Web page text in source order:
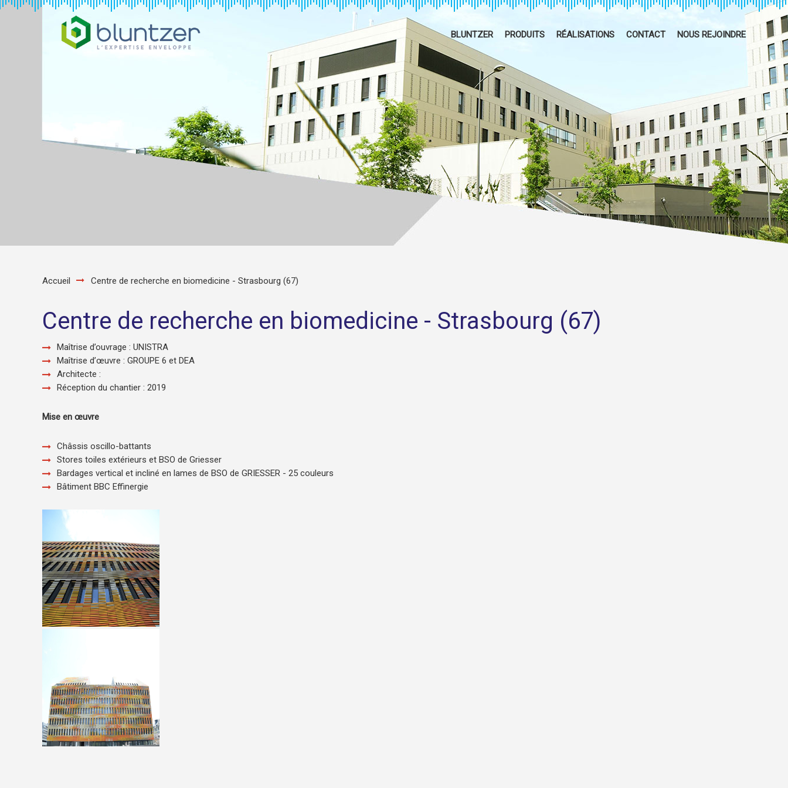
BLUNTZER PRODUITS RÉALISATIONS CONTACT NOUS REJOINDRE
Accueil Centre de recherche en biomedicine - Strasbourg (67)
Centre de recherche en biomedicine - Strasbourg (67)
Maîtrise d’ouvrage : UNISTRA
Maîtrise d’œuvre : GROUPE 6 et DEA
Architecte :
Réception du chantier : 2019
Mise en œuvre
Châssis oscillo-battants
Stores toiles extérieurs et BSO de Griesser
Bardages vertical et incliné en lames de BSO de GRIESSER - 25 couleurs
Bâtiment BBC Effinergie